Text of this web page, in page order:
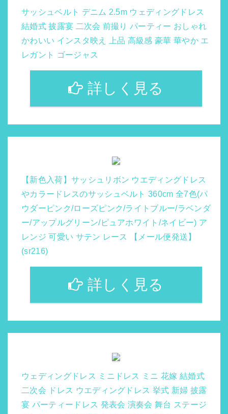
サッシュベルト デニム 2.5m ウェディングドレス
結婚式 披露宴 二次会 前撮り パーティー おしゃれ
かわいい インスタ映え 上品 高級感 豪華 華やか エ
レガント ゴージャス
詳しく見る
【新色入荷】サッシュリボン ウエディングドレス
やカラードレスのサッシュベルト 360cm 全7色(パ
ウダーピンク/ローズピンク/ライトブルー/ラベンダ
ー/アップルグリーン/ピュアホワイト/ネイビー) ア
レンジ 可愛い サテン レース 【メール便発送】
(sr216)
詳しく見る
ウェディングドレス ミニドレス ミニ 花嫁 結婚式
二次会 ドレス ウエディングドレス 挙式 新婦 披露
宴 パーティードレス 発表会 演奏会 舞台 ステージ